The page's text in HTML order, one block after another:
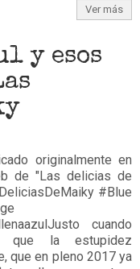
Ver más
y esos
originalmente en
de "Las delicias de
#Blue
cuando
que la estupidez
que en pleno 2017 ya